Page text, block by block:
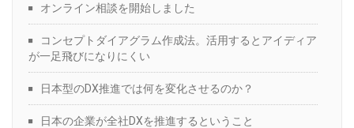
オンライン相談を開始しました
コンセプトダイアグラム作成法。活用するとアイディア
が一足飛びになりにくい
日本型のDX推進では何を変化させるのか？
日本の企業が全社DXを推進するということ